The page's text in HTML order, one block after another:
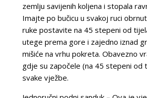
zemlju savijenih koljena i stopala
Imajte po bučicu u svakoj ruci
ruke postavite na 45 stepeni od
utege prema gore i zajedno iznad
mišiće na vrhu pokreta. Obavezno
gdje su započele (na 45 stepeni od
svake vježbe.